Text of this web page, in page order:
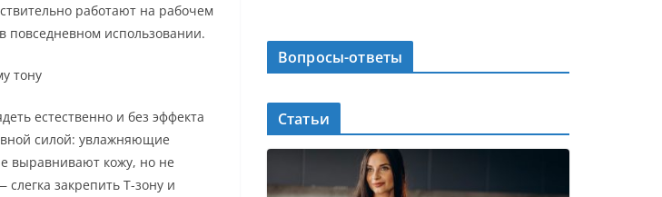
работают на рабочем
повседневном использовании.
тону
естественно и без эффекта
силой: увлажняющие
выравнивают кожу, но не
закрепить Т-зону и
Вопросы-ответы
Статьи